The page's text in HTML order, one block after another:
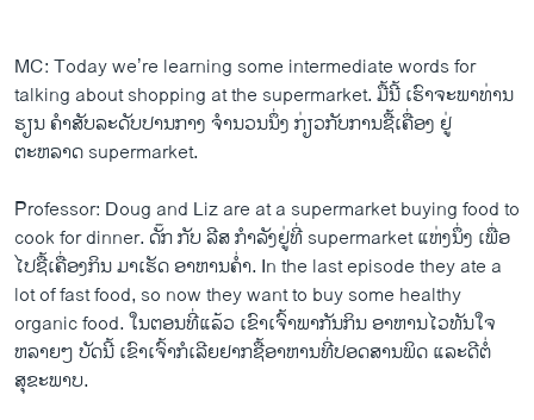
MC: Today we’re learning some intermediate words for
talking about shopping at the supermarket. ​ມື້​ນີ້ ​ເຮົາ​ຈະ​ພາ​ທ່ານ​
ຮຽນ ຄຳ​ສັບລະດັບ​ປານ​ກາງ ຈຳນວນ​ນຶ່ງ ກ່ຽວ​ກັບ​ການ​ຊື້​ເຄື່ອງ ຢູ່​
ຕະຫລາດ supermarket.
Professor: Doug and Liz are at a supermarket buying food to
cook for dinner. ດັ໊ກ ກັບ ລີ​ສ ກຳລັງ​ຢູ່​ທີ່ supermarket ​ແຫ່ງ​ນຶ່ງ ​ເພື່ອ​
ໄປ​ຊື້​ເຄື່ອງກິນ ມາເຮັດ ອາຫານ​ຄ່ຳ. In the last episode they ate a
lot of fast food, so now they want to buy some healthy
organic food. ​ໃນ​ຕອນ​ທີ່​ແລ້ວ ​ເຂົາ​ເຈົ້າ​ພາກັນ​ກິນ ອາຫານ​ໄວ​ທັນ​ໃຈ​
ຫລາຍໆ ບັດນີ້ ​ເຂົາ​ເຈົ້າ​ກໍ​ເລີຍ​ຢາກ​ຊື້​ອາຫານ​ທີ່​ປອດ​ສານພິດ ​ແລະ​ດີ​ຕໍ່​
ສຸຂະພາບ.